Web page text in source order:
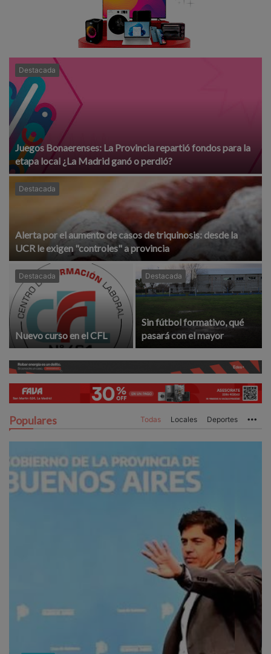
Destacada
Juegos Bonaerenses: La Provincia repartió fondos para la
etapa local ¿La Madrid ganó o perdió?
Destacada
Alerta por el aumento de casos de triquinosis: desde la
UCR le exigen "controles" a provincia
Destacada
Nuevo curso en el CFL
Destacada
Sin fútbol formativo, qué
pasará con el mayor
Populares Todas Locales Deportes